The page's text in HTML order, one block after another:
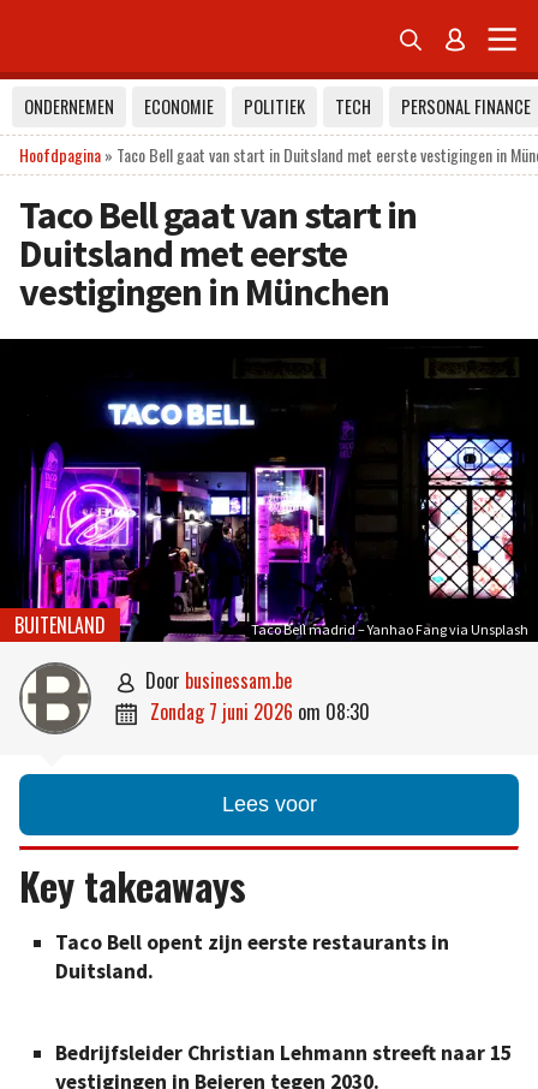
 
ONDERNEMEN ECONOMIE POLITIEK TECH
PERSONAL FINANCE
Hoofdpagina» Taco Bell gaat van start in Duitsland met eerste vestigingen in
Taco Bell gaat van start in
Duitsland met eerste
vestigingen in München
Taco Bell madrid – Yanhao Fang via Unsplash
BUITENLAND
 door businessam.be
 zondag 7 juni 2026 om 08:30
Lees voor
Key takeaways
Taco Bell opent zijn eerste restaurants in
Duitsland.
Bedrijfsleider Christian Lehmann streeft naar 15
vestigingen in Beieren tegen 2030.